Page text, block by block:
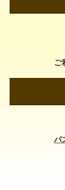
ご
パ